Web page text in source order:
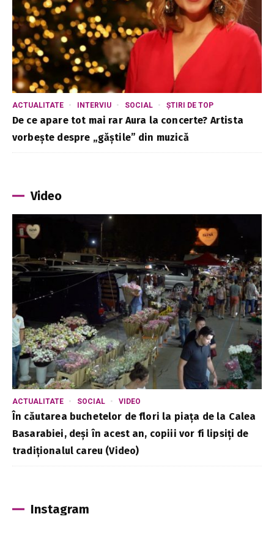
ACTUALITATE INTERVIU SOCIAL ȘTIRI DE TOP
De ce apare tot mai rar Aura la concerte? Artista
vorbește despre „găștile” din muzică
Video
ACTUALITATE SOCIAL VIDEO
În căutarea buchetelor de flori la piața de la Calea
Basarabiei, deși în acest an, copiii vor fi lipsiți de
tradiționalul careu (Video)
Instagram